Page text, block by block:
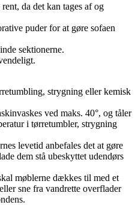
da det kan tages af og
puder for at gøre sofaen
sektionerne.
strygning eller kemisk
ved maks. 40°, og tåler
i tørretumbler, strygning
levetid anbefales det at gøre
dem stå ubeskyttet udendørs
møblerne dækkes til med et
sne fra vandrette overflader